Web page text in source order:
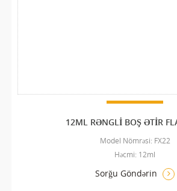
12ML RƏNGLI BOŞ ƏTIR
Model Nömrəsi: FX22
Həcmi: 12ml
Sorğu Göndərin